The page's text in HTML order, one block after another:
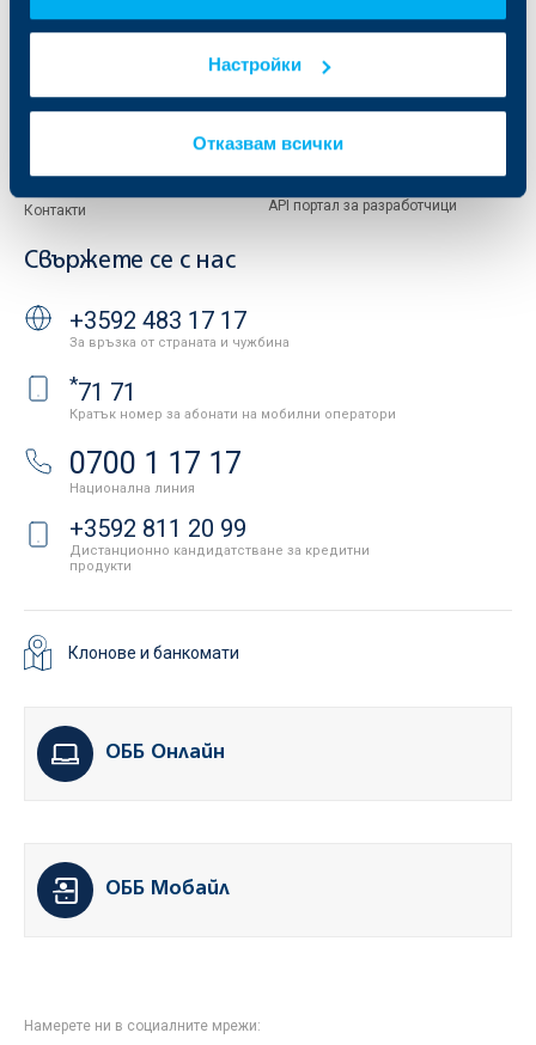
Настройки
Отказвам всички
Отчети и анализи
ОББ Галерия
Контакти
Условия за ползване на сайта
Защита на личните данни
Важни документи
API портал за разработчици
Свържете се с нас
+3592 483 17 17
За връзка от страната и чужбина
*71 71
Кратък номер за абонати на мобилни оператори
0700 1 17 17
Национална линия
+3592 811 20 99
Дистанционно кандидатстване за кредитни
продукти
Клонове и банкомати
ОББ Онлайн
ОББ Мобайл
Намерете ни в социалните мрежи: